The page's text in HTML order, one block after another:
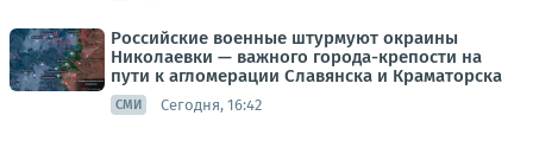
Российские военные штурмуют окраины
Николаевки — важного города-крепости на
пути к агломерации Славянска и Краматорска
СМИ Сегодня, 16:42